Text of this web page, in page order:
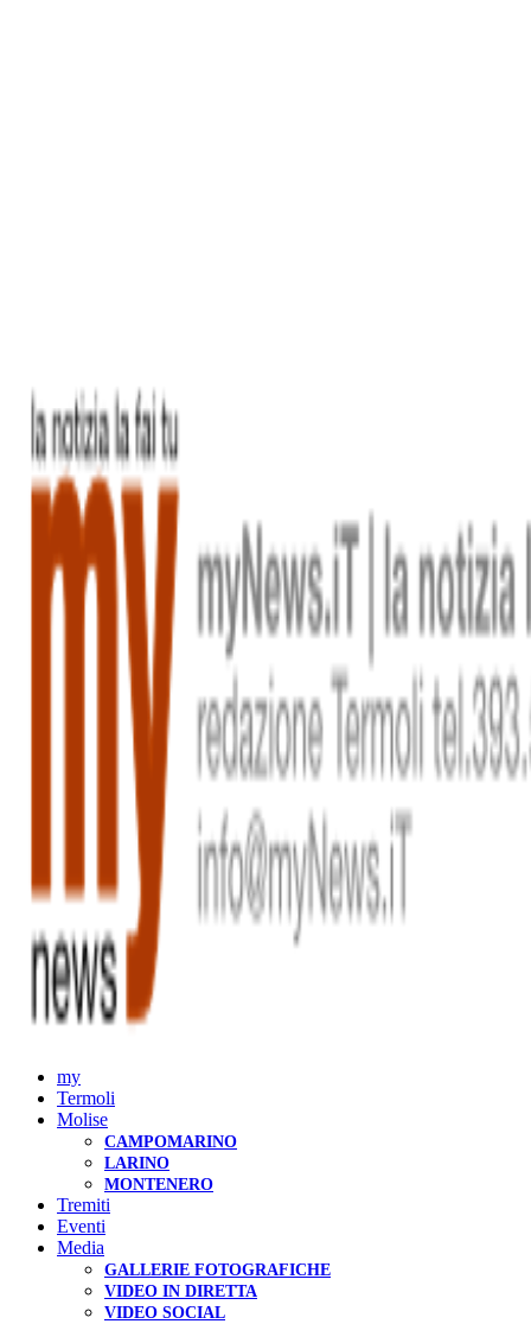
my
Termoli
Molise
CAMPOMARINO
LARINO
MONTENERO
Tremiti
Eventi
Media
GALLERIE FOTOGRAFICHE
VIDEO IN DIRETTA
VIDEO SOCIAL